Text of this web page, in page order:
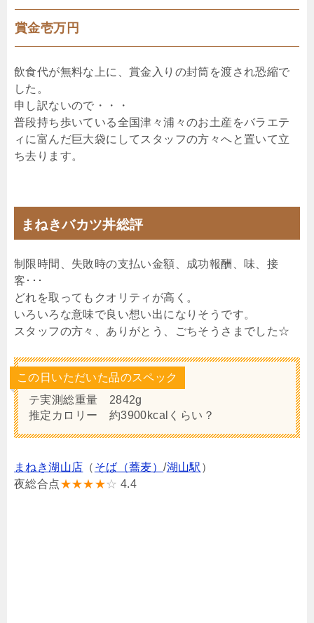
賞金壱万円
飲食代が無料な上に、賞金入りの封筒を渡され恐縮で
した。
申し訳ないので・・・
普段持ち歩いている全国津々浦々のお土産をバラエテ
ィに富んだ巨大袋にしてスタッフの方々へと置いて立
ち去ります。
まねきバカツ丼総評
制限時間、失敗時の支払い金額、成功報酬、味、接
客･･･
どれを取ってもクオリティが高く。
いろいろな意味で良い想い出になりそうです。
スタッフの方々、ありがとう、ごちそうさまでした☆
この日いただいた品のスペック
テ実測総重量 2842g
推定カロリー 約3900kcalくらい？
まねき湖山店 （ そば（蕎麦）/湖山駅 ）
夜総合点★★★★☆ 4.4